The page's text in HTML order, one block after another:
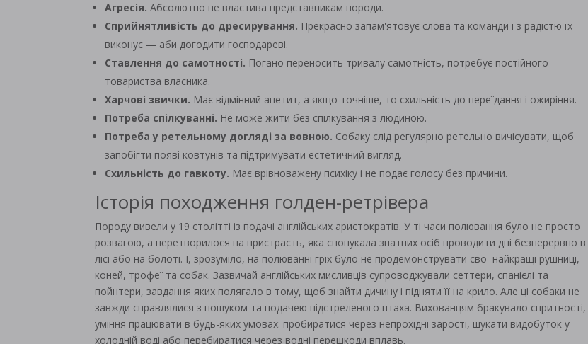
Агресія. Абсолютно не властива представникам породи.
Сприйнятливість до дресирування. Прекрасно запам'ятовує слова та команди і з радістю їх
виконує — аби догодити господареві.
Ставлення до самотності. Погано переносить тривалу самотність, потребує постійного
товариства власника.
Харчові звички. Має відмінний апетит, а якщо точніше, то схильність до переїдання і ожиріння.
Потреба спілкуванні. Не може жити без спілкування з людиною.
Потреба у ретельному догляді за вовною. Собаку слід регулярно ретельно вичісувати, щоб
запобігти появі ковтунів та підтримувати естетичний вигляд.
Схильність до гавкоту. Має врівноважену психіку і не подає голосу без причини.
Історія походження голден-ретрівера
Породу вивели у 19 столітті із подачі англійських аристократів. У ті часи полювання було не просто
розвагою, а перетворилося на пристрасть, яка спонукала знатних осіб проводити дні безперервно в
лісі або на болоті. І, зрозуміло, на полюванні гріх було не продемонструвати свої найкращі рушниці,
коней, трофеї та собак. Зазвичай англійських мисливців супроводжували сеттери, спанієлі та
пойнтери, завдання яких полягало в тому, щоб знайти дичину і підняти її на крило. Але ці собаки не
завжди справлялися з пошуком та подачею підстреленого птаха. Вихованцям бракувало спритності,
уміння працювати в будь-яких умовах: пробиратися через непрохідні зарості, шукати видобуток у
холодній воді або перебиратися через водні перешкоди вплавь.